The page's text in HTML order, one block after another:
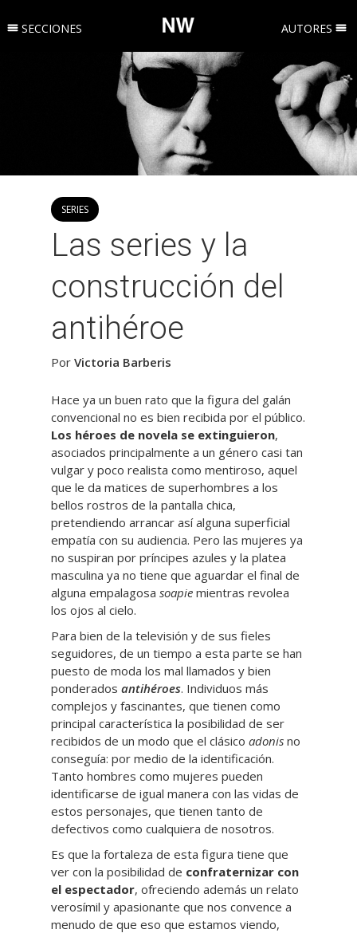
SECCIONES AUTORES
SERIES
Las series y la
construcción del
antihéroe
Por Victoria Barberis
Hace ya un buen rato que la figura del galán
convencional no es bien recibida por el público.
Los héroes de novela se extinguieron,
asociados principalmente a un género casi tan
vulgar y poco realista como mentiroso, aquel
que le da matices de superhombres a los
bellos rostros de la pantalla chica,
pretendiendo arrancar así alguna superficial
empatía con su audiencia. Pero las mujeres ya
no suspiran por príncipes azules y la platea
masculina ya no tiene que aguardar el final de
alguna empalagosa soapie mientras revolea
los ojos al cielo.
Para bien de la televisión y de sus fieles
seguidores, de un tiempo a esta parte se han
puesto de moda los mal llamados y bien
ponderados antihéroes. Individuos más
complejos y fascinantes, que tienen como
principal característica la posibilidad de ser
recibidos de un modo que el clásico adonis no
conseguía: por medio de la identificación.
Tanto hombres como mujeres pueden
identificarse de igual manera con las vidas de
estos personajes, que tienen tanto de
defectivos como cualquiera de nosotros.
Es que la fortaleza de esta figura tiene que
ver con la posibilidad de confraternizar con
el espectador, ofreciendo además un relato
verosímil y apasionante que nos convence a
menudo de que eso que estamos viendo,